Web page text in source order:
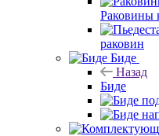
Раковины
раковин
Биде
Назад
Биде